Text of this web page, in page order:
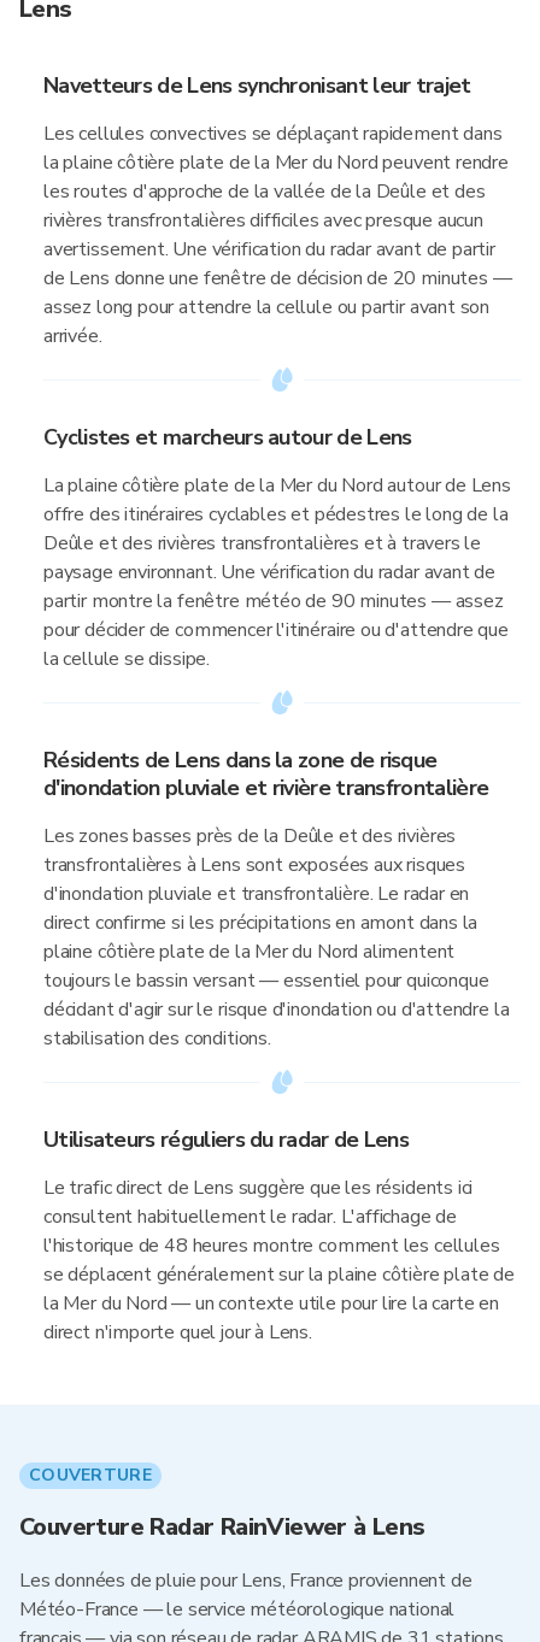
Lens
Navetteurs de Lens synchronisant leur trajet
Les cellules convectives se déplaçant rapidement dans
la plaine côtière plate de la Mer du Nord peuvent rendre
les routes d'approche de la vallée de la Deûle et des
rivières transfrontalières difficiles avec presque aucun
avertissement. Une vérification du radar avant de partir
de Lens donne une fenêtre de décision de 20 minutes —
assez long pour attendre la cellule ou partir avant son
arrivée.
Cyclistes et marcheurs autour de Lens
La plaine côtière plate de la Mer du Nord autour de Lens
offre des itinéraires cyclables et pédestres le long de la
Deûle et des rivières transfrontalières et à travers le
paysage environnant. Une vérification du radar avant de
partir montre la fenêtre météo de 90 minutes — assez
pour décider de commencer l'itinéraire ou d'attendre que
la cellule se dissipe.
Résidents de Lens dans la zone de risque
d'inondation pluviale et rivière transfrontalière
Les zones basses près de la Deûle et des rivières
transfrontalières à Lens sont exposées aux risques
d'inondation pluviale et transfrontalière. Le radar en
direct confirme si les précipitations en amont dans la
plaine côtière plate de la Mer du Nord alimentent
toujours le bassin versant — essentiel pour quiconque
décidant d'agir sur le risque d'inondation ou d'attendre la
stabilisation des conditions.
Utilisateurs réguliers du radar de Lens
Le trafic direct de Lens suggère que les résidents ici
consultent habituellement le radar. L'affichage de
l'historique de 48 heures montre comment les cellules
se déplacent généralement sur la plaine côtière plate de
la Mer du Nord — un contexte utile pour lire la carte en
direct n'importe quel jour à Lens.
COUVERTURE
Couverture Radar RainViewer à Lens
Les données de pluie pour Lens, France proviennent de
Météo-France — le service météorologique national